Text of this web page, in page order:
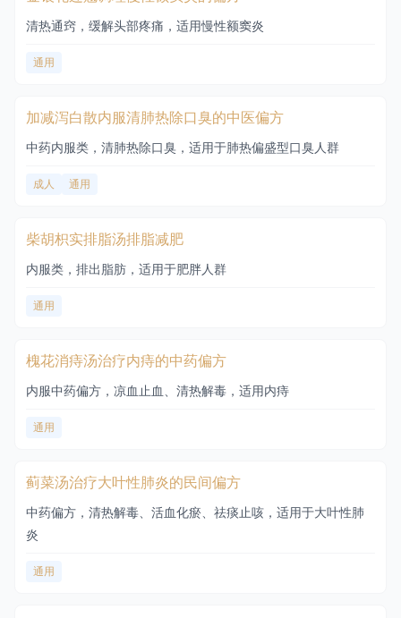
清热通窍，缓解头部疼痛，适用慢性额窦炎
通用
加减泻白散内服清肺热除口臭的中医偏方
中药内服类，清肺热除口臭，适用于肺热偏盛型口臭人群
成人 通用
柴胡枳实排脂汤排脂减肥
内服类，排出脂肪，适用于肥胖人群
通用
槐花消痔汤治疗内痔的中药偏方
内服中药偏方，凉血止血、清热解毒，适用内痔
通用
蓟菜汤治疗大叶性肺炎的民间偏方
中药偏方，清热解毒、活血化瘀、祛痰止咳，适用于大叶性肺
炎
通用